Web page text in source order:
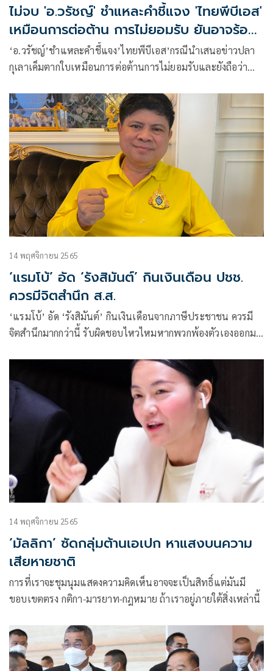
ไม่จบ 'อ.วรัชญ์' ชำแหละคำชี้แจง 'ไทยพีบีเอส'
เหมือนการต่อต้าน การไม่ยอมรับ ยันอาจร้อง
เรียนกสทช.
‘อ.วรัชญ์’ชำแหละคำชี้แจง’ไทยพีบีเอส’กรณีนำเสนอข่าวปลา
กุเลาเค็มตากใบเหมือนการต่อต้านการไม่ยอมรับและยังถือว่า
จะร้องเรียน กสทช. อีกช่องทาง
14 พฤศจิกายน 2565
‘แรมโบ้’ อัด ‘รังสิมันต์’ กินเงินเดือน ปชช.
ควรมีจิตสำนึก ส.ส.
‘แรมโบ้’ อัด ‘รังสิมันต์’ กินเงินเดือนจากภาษีประชาชน ควรมี
จิตสำนึกมากกว่านี้ รับผิดชอบไหวไหมหากพวกพ้องตัวเองออกมา
14 พฤศจิกายน 2565
‘มัลลิกา’ ซัดกลุ่มต้านเอเปก หาแสงบนความ
เสียหายชาติ
การที่เราจะชุมนุมแสดงความคิดเห็นอาจจะเป็นสิทธิ์แต่มันมี
ขอบเขตตรง กติกา-มารยาท-กฎหมาย ถ้าเราอยู่ภายใต้สิ่งเหล่านี้